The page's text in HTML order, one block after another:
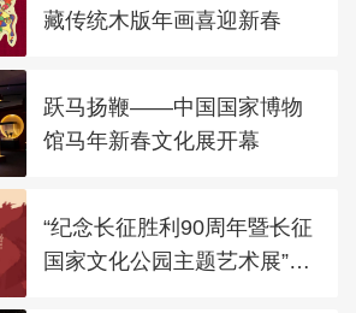
藏传统木版年画喜迎新春
跃马扬鞭——中国国家博物
馆马年新春文化展开幕
“纪念长征胜利90周年暨长征
国家文化公园主题艺术展”在